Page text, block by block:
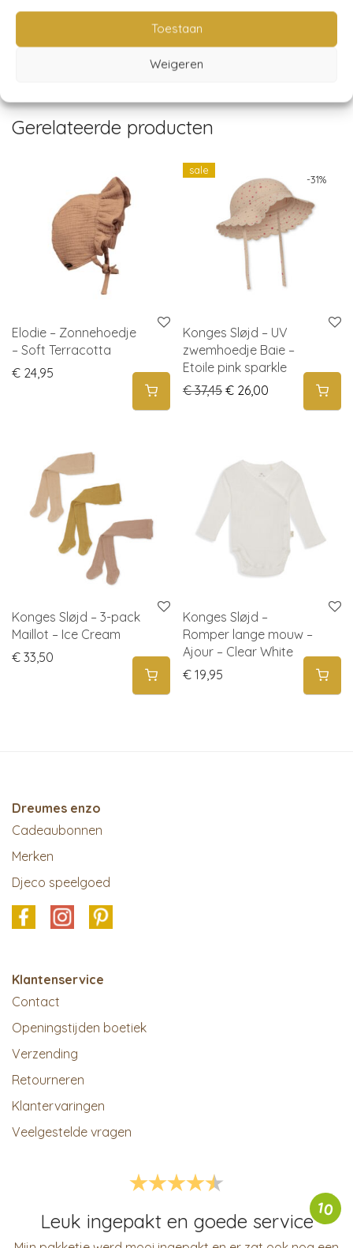
Toestaan
Weigeren
Jurken - rokjes,Kleding
Gerelateerde producten
Elodie – Zonnehoedje
– Soft Terracotta
€ 24,95
-31%
sale
Konges Sløjd – UV
zwemhoedje Baie –
Etoile pink sparkle
€37,45 Original price was: €
€ 26,00 Current price
Konges Sløjd – 3-pack
Maillot – Ice Cream
€ 33,50
Konges Sløjd –
Romper lange mouw –
Ajour – Clear White
€ 19,95
Dreumes enzo
Cadeaubonnen
Merken
Djeco speelgoed
Klantenservice
Contact
Openingstijden boetiek
Verzending
Retourneren
Klantervaringen
Veelgestelde vragen
10
Leuk ingepakt en goede service